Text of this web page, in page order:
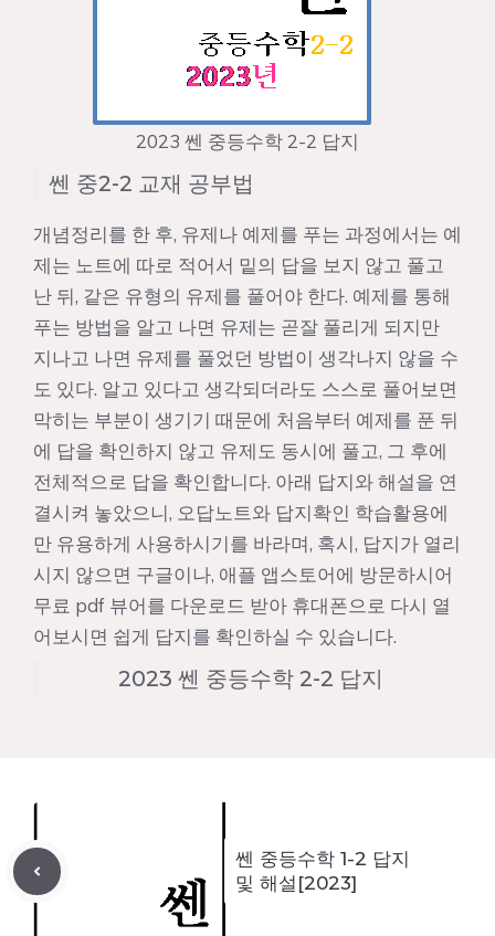
2023 쎈 중등수학 2-2 답지
쎈 중2-2 교재 공부법
개념정리를 한 후, 유제나 예제를 푸는 과정에서는 예
제는 노트에 따로 적어서 밑의 답을 보지 않고 풀고
난 뒤, 같은 유형의 유제를 풀어야 한다. 예제를 통해
푸는 방법을 알고 나면 유제는 곧잘 풀리게 되지만
지나고 나면 유제를 풀었던 방법이 생각나지 않을 수
도 있다. 알고 있다고 생각되더라도 스스로 풀어보면
막히는 부분이 생기기 때문에 처음부터 예제를 푼 뒤
에 답을 확인하지 않고 유제도 동시에 풀고, 그 후에
전체적으로 답을 확인합니다. 아래 답지와 해설을 연
결시켜 놓았으니, 오답노트와 답지확인 학습활용에
만 유용하게 사용하시기를 바라며, 혹시, 답지가 열리
시지 않으면 구글이나, 애플 앱스토어에 방문하시어
무료 pdf 뷰어를 다운로드 받아 휴대폰으로 다시 열
어보시면 쉽게 답지를 확인하실 수 있습니다.
2023 쎈 중등수학 2-2 답지
쎈 중등수학 1-2 답지
및 해설[2023]